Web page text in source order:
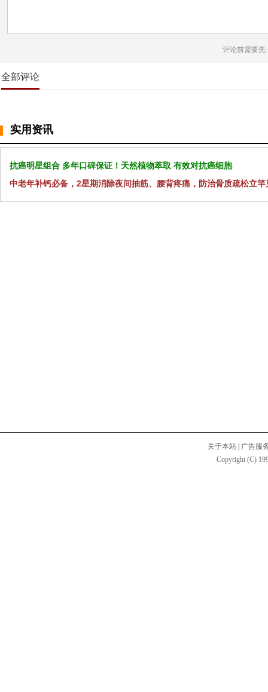
评论前需要先
全部评论
实用资讯
抗癌明星组合 多年口碑保证！天然植物萃取 有效对抗癌细胞
中老年补钙必备，2星期消除夜间抽筋、腰背疼痛，防治骨质疏松立竿
关于本站
广告服
Copyright (C)